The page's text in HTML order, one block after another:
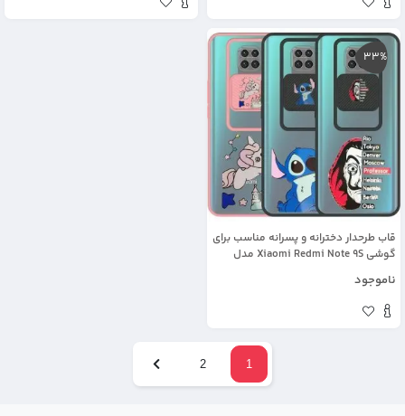
33%
قاب طرحدار دخترانه و پسرانه مناسب برای
گوشی Xiaomi Redmi Note 9S مدل
ناموجود
1
2